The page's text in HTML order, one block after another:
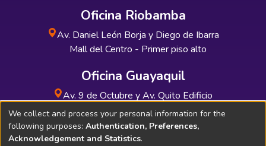
Oficina Riobamba
Av. Daniel León Borja y Diego de Ibarra
Mall del Centro - Primer piso alto
Oficina Guayaquil
Av. 9 de Octubre y Av. Quito Edificio
INDUAUTO - Planta baja
We collect and process your personal information for the
following purposes: Authentication, Preferences,
Acknowledgement and Statistics.